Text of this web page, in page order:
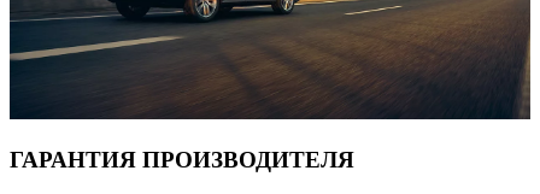
ГАРАНТИЯ ПРОИЗВОДИТЕЛЯ